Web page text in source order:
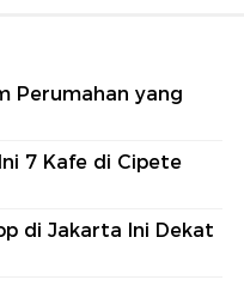
Perumahan yang
7 Kafe di Cipete
di Jakarta Ini Dekat